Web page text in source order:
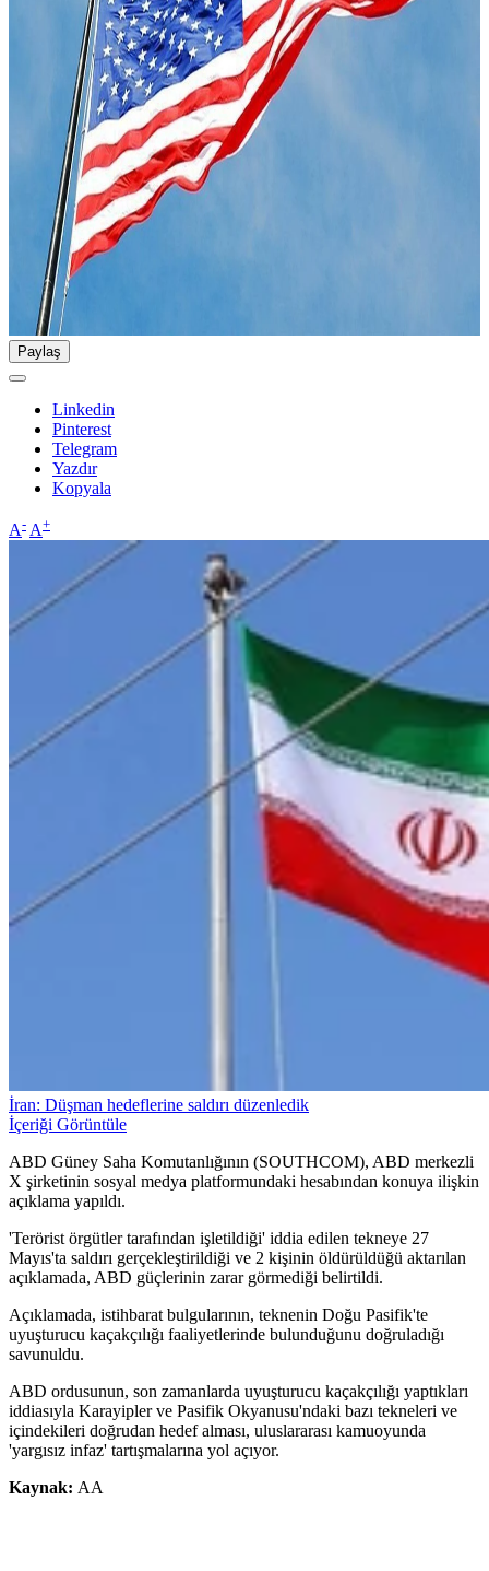
Paylaş
Linkedin
Pinterest
Telegram
Yazdır
Kopyala
A- A+
İran: Düşman hedeflerine saldırı düzenledik
İçeriği Görüntüle
ABD Güney Saha Komutanlığının (SOUTHCOM), ABD merkezli
X şirketinin sosyal medya platformundaki hesabından konuya ilişkin
açıklama yapıldı.
'Terörist örgütler tarafından işletildiği' iddia edilen tekneye 27
Mayıs'ta saldırı gerçekleştirildiği ve 2 kişinin öldürüldüğü aktarılan
açıklamada, ABD güçlerinin zarar görmediği belirtildi.
Açıklamada, istihbarat bulgularının, teknenin Doğu Pasifik'te
uyuşturucu kaçakçılığı faaliyetlerinde bulunduğunu doğruladığı
savunuldu.
ABD ordusunun, son zamanlarda uyuşturucu kaçakçılığı yaptıkları
iddiasıyla Karayipler ve Pasifik Okyanusu'ndaki bazı tekneleri ve
içindekileri doğrudan hedef alması, uluslararası kamuoyunda
'yargısız infaz' tartışmalarına yol açıyor.
Kaynak: AA